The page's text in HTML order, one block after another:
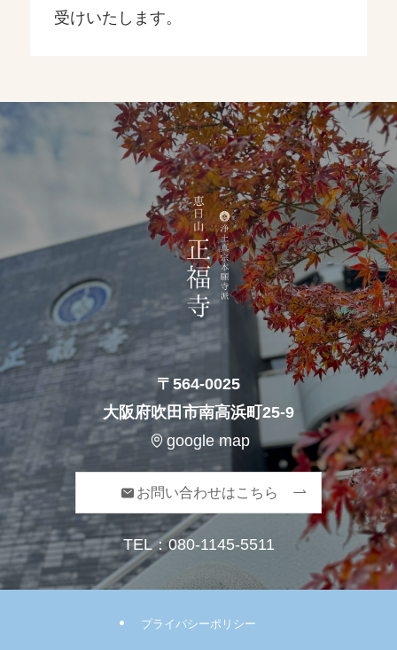
受けいたします。
〒564-0025
大阪府吹田市南高浜町25-9
google map
お問い合わせはこちら
TEL：080-1145-5511
プライバシーポリシー